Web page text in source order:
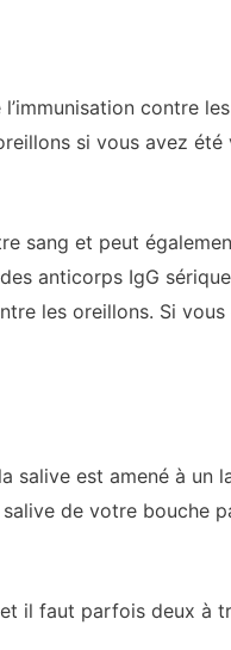
contre
si vous avez
sang et peut
anticorps IgG
les oreillons. Si
salive est amené à un
de votre bouche
il faut parfois deux à